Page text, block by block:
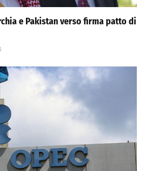
e Pakistan verso firma patto di